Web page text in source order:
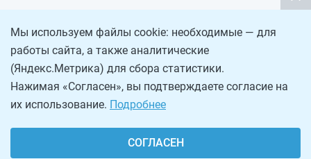
Мы используем файлы cookie: необходимые — для
работы сайта, а также аналитические
(Яндекс.Метрика) для сбора статистики.
Нажимая «Согласен», вы подтверждаете согласие на
их использование. Подробнее
СОГЛАСЕН